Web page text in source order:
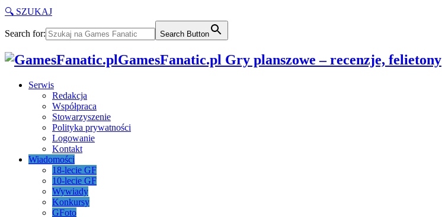
🔍 SZUKAJ
Search for: Search Button
GamesFanatic.pl Gry planszowe – recenzje, felietony
Serwis
Redakcja
Współpraca
Stowarzyszenie
Polityka prywatności
Logowanie
Kontakt
Wiadomości
18-lecie GF
10-lecie GF
Wywiady
Konkursy
GFoto